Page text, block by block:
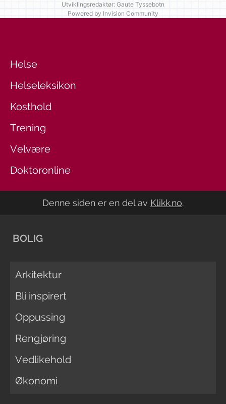
Utviklingsredaktør: Gaute Tyssebotn
Powered by Invision Community
Helse
Helseleksikon
Kosthold
Trening
Velvære
Doktoronline
Denne siden er en del av Klikk.no.
BOLIG
Arkitektur
Bli inspirert
Oppussing
Rengjøring
Vedlikehold
Økonomi